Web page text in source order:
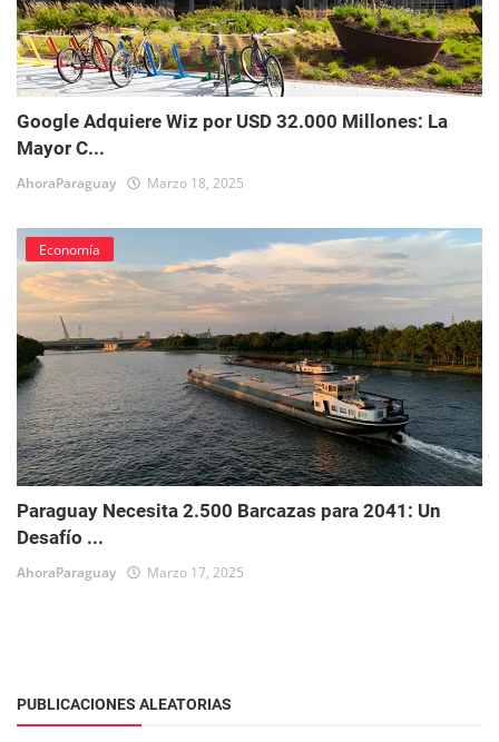
Google Adquiere Wiz por USD 32.000 Millones: La
Mayor C...
AhoraParaguay Marzo 18, 2025
Economía
Paraguay Necesita 2.500 Barcazas para 2041: Un
Desafío ...
AhoraParaguay Marzo 17, 2025
PUBLICACIONES ALEATORIAS